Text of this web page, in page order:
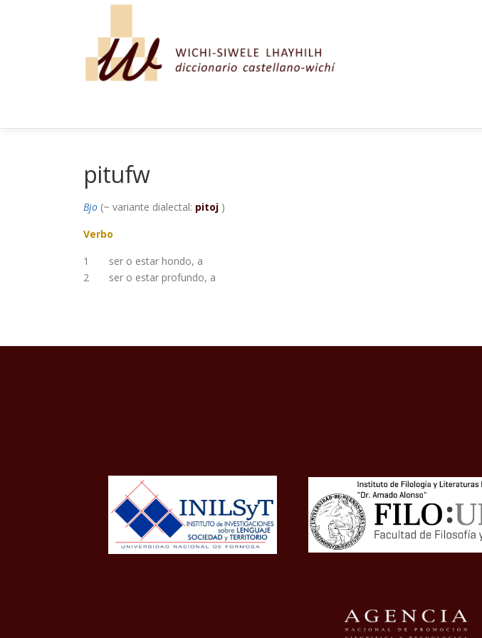
pitufw
Bjo (~ variante dialectal: pitoj )
Verbo
1
ser o estar hondo, a
2
ser o estar profundo, a